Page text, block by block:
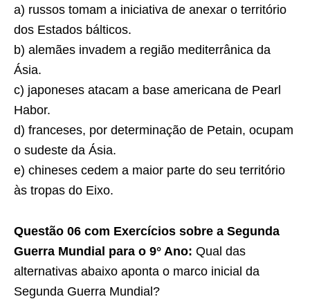
a) russos tomam a iniciativa de anexar o território
dos Estados bálticos.
b) alemães invadem a região mediterrânica da
Ásia.
c) japoneses atacam a base americana de Pearl
Habor.
d) franceses, por determinação de Petain, ocupam
o sudeste da Ásia.
e) chineses cedem a maior parte do seu território
às tropas do Eixo.
Questão 06 com Exercícios sobre a Segunda
Guerra Mundial para o 9° Ano: Qual das
alternativas abaixo aponta o marco inicial da
Segunda Guerra Mundial?